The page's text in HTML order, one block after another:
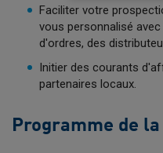
Faciliter votre
vous personnalisé
d'ordres, des
Initier des courants
partenaires locaux.
Programme de